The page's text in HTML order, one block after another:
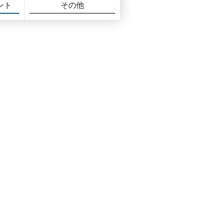
ト その他